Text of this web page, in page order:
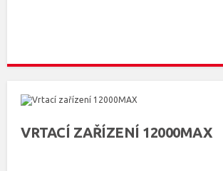
VRTACÍ ZAŘÍZENÍ 12000MAX